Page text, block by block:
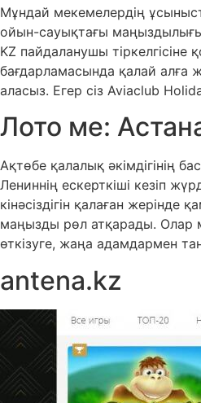
Мұндай мекемелердің
ойын-сауықтағы маңыздылығы
KZ пайдаланушы тіркелгісіне
бағдарламасында қалай алға
аласыз. Егер сіз Aviaclub
Лото ме:
Ақтөбе қалалық әкімдігінің
Лениннің ескерткіші кезіп
кінәсіздігін қалаған
маңызды рөл атқарады. Олар
өткізуге, жаңа адамдармен
antena.kz